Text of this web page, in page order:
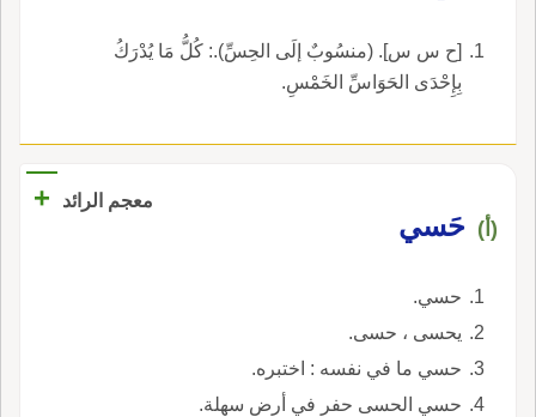
[ح س س]. (منسُوبٌ إلَى الحِسِّ).: كُلُّ مَا يُدْرَكُ
بِإِحْدَى الحَوَاسِّ الخَمْسِ.
معجم الرائد +
(أ) حَسي
حسي.
يحسى ، حسى.
حسي ما في نفسه : اختبره.
حسي الحسى حفر في أرض سهلة.